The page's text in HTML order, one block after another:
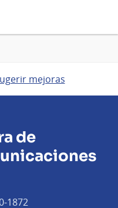
mejoras
de
1872